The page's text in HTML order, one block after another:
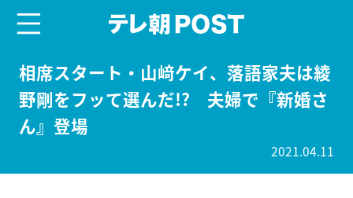
相席スタート・山﨑ケイ、落語家夫は綾
野剛をフッて選んだ!? 夫婦で『新婚さ
ん』登場
2021.04.11